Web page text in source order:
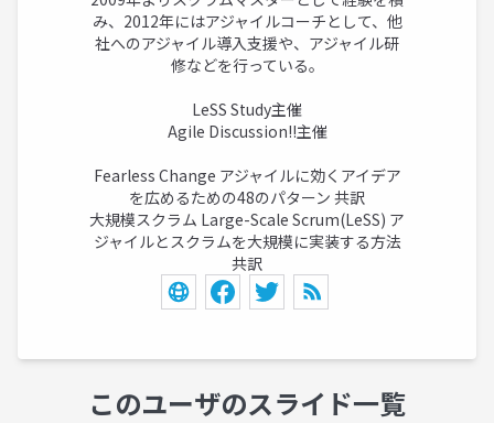
み、2012年にはアジャイルコーチとして、他
社へのアジャイル導入支援や、アジャイル研
修などを行っている。
LeSS Study主催
Agile Discussion!!主催
Fearless Change アジャイルに効くアイデア
を広めるための48のパターン 共訳
大規模スクラム Large-Scale Scrum(LeSS) ア
ジャイルとスクラムを大規模に実装する方法
共訳
このユーザのスライド一覧